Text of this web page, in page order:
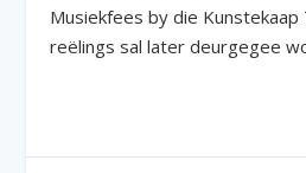
Musiekfees by die
reëlings sal later deurgegee